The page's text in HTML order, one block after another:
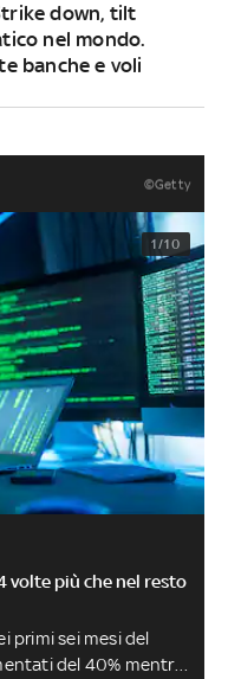
down, tilt
nel mondo.
banche e voli
©Getty
1/10
volte più che nel resto
primi sei mesi del
del 40% mentre